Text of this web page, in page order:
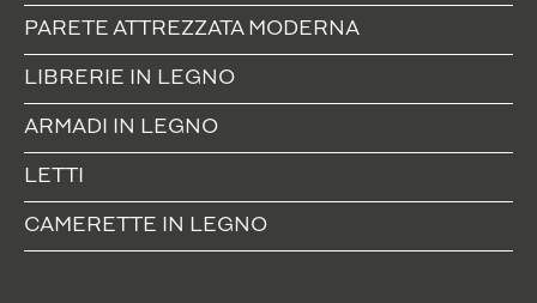
PARETE ATTREZZATA MODERNA
LIBRERIE IN LEGNO
ARMADI IN LEGNO
LETTI
CAMERETTE IN LEGNO